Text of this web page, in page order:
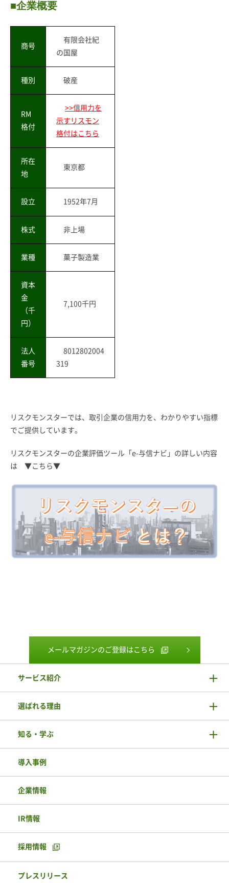
■企業概要
商号
有限会社紀
の国屋
種別 破産
RM
格付
>>信用力を
示すリスモン
格付はこちら
所在
地
東京都
設立 1952年7月
株式 非上場
業種 菓子製造業
資本
金
（千
円）
7,100千円
法人
番号
8012802004
319
リスクモンスターでは、取引企業の信用力を、わかりやすい指標
でご提供しています。
リスクモンスターの企業評価ツール「e-与信ナビ」の詳しい内容
は ▼こちら▼
メールマガジンのご登録はこちら
サービス紹介
選ばれる理由
知る・学ぶ
導入事例
企業情報
IR情報
採用情報
プレスリリース